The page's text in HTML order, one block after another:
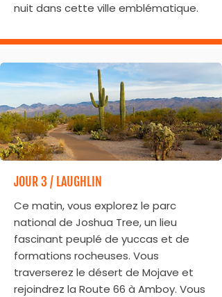
nuit dans cette ville emblématique.
JOUR 3 / LAUGHLIN
Ce matin, vous explorez le parc
national de Joshua Tree, un lieu
fascinant peuplé de yuccas et de
formations rocheuses. Vous
traverserez le désert de Mojave et
rejoindrez la Route 66 à Amboy. Vous